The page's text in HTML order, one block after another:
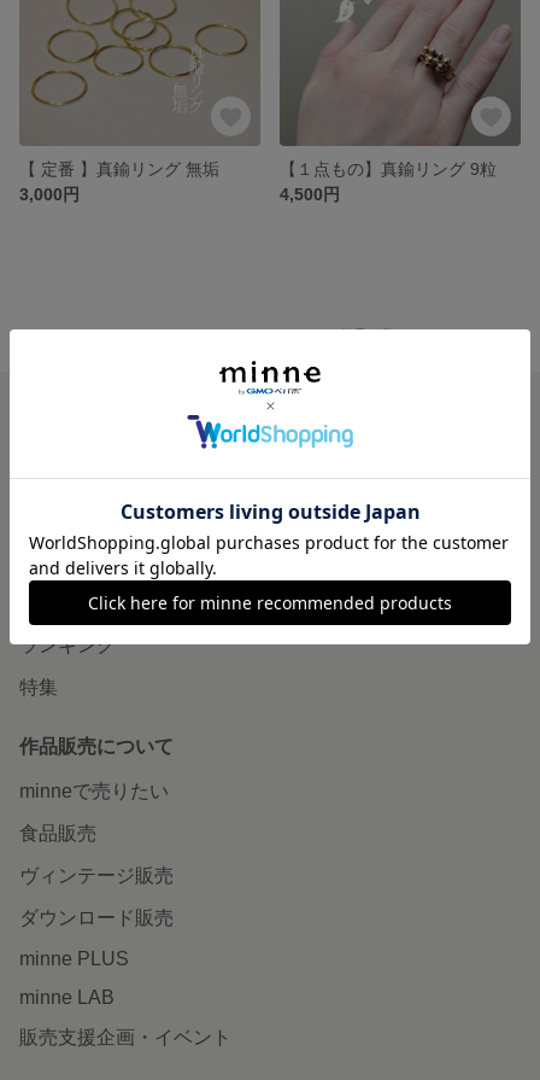
【 定番 】真鍮リング 無垢
3,000円
【１点もの】真鍮リング 9粒
4,500円
minne ホーム NAMIDAWORKS'S GALLERY の作品一覧
minneについて
minneで買いたい
作品をさがす
ショップをさがす
ランキング
特集
作品販売について
minneで売りたい
食品販売
ヴィンテージ販売
ダウンロード販売
minne PLUS
minne LAB
販売支援企画・イベント